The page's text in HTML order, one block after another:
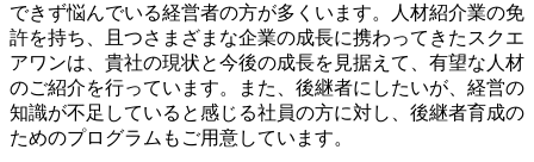
できず悩んでいる経営者の方が多くいます。人材紹介業の免
許を持ち、且つさまざまな企業の成長に携わってきたスクエ
アワンは、貴社の現状と今後の成長を見据えて、有望な人材
のご紹介を行っています。また、後継者にしたいが、経営の
知識が不足していると感じる社員の方に対し、後継者育成の
ためのプログラムもご用意しています。